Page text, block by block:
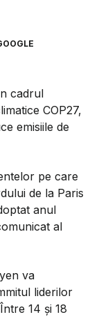
cadrul
COP27,
emisiile de
pe care
de la Paris
anul
al
va
liderilor
14 şi 18